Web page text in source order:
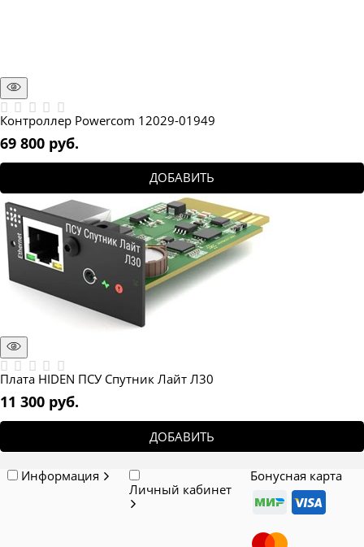
Контроллер Powercom 12029-01949
69 800 руб.
ДОБАВИТЬ
Плата HIDEN ПСУ Спутник Лайт Л30
11 300 руб.
ДОБАВИТЬ
Информация
Личный кабинет
Бонусная карта